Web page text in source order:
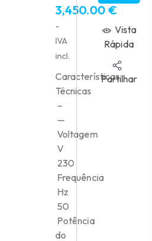
3,450.00 €
-
IVA
incl.
Características
Técnicas
–
—
Voltagem
V
230
Frequência
Hz
50
Potência
do
Vista
Rápida
Partilhar